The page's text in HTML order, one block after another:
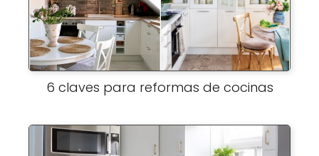
6 claves para reformas de cocinas